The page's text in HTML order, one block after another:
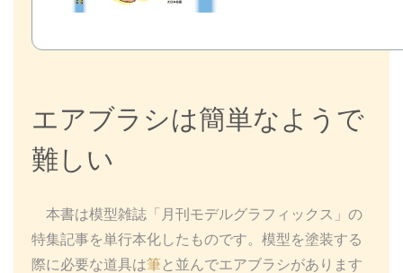
エアブラシは簡単なようで
難しい
本書は模型雑誌「月刊モデルグラフィックス」の
特集記事を単行本化したものです。模型を塗装する
際に必要な道具は筆と並んでエアブラシがあります